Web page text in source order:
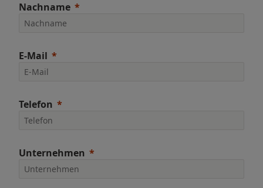
Nachname
E-Mail
Telefon
Unternehmen